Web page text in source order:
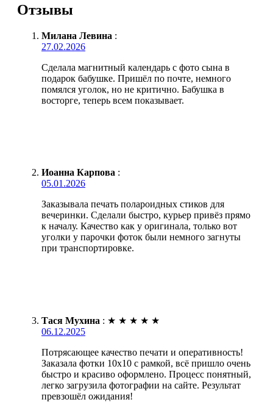
Отзывы
Милана Левина :
27.02.2026
Сделала магнитный календарь с фото сына в
подарок бабушке. Пришёл по почте, немного
помялся уголок, но не критично. Бабушка в
восторге, теперь всем показывает.
Иоанна Карпова :
05.01.2026
Заказывала печать полароидных стиков для
вечеринки. Сделали быстро, курьер привёз прямо
к началу. Качество как у оригинала, только вот
уголки у парочки фоток были немного загнуты
при транспортировке.
Тася Мухина : ★ ★ ★ ★ ★
06.12.2025
Потрясающее качество печати и оперативность!
Заказала фотки 10х10 с рамкой, всё пришло очень
быстро и красиво оформлено. Процесс понятный,
легко загрузила фотографии на сайте. Результат
превзошёл ожидания!